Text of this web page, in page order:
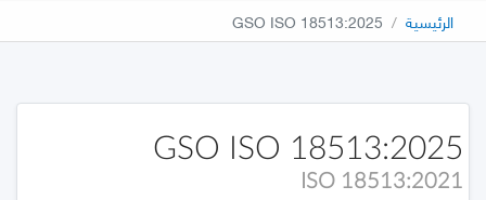
الرئيسية GSO ISO 18513:2025
GSO ISO 18513:2025
ISO 18513:2021